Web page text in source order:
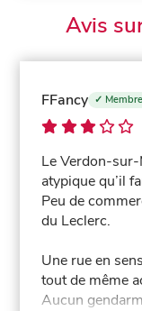
Avis
FFancy ✓
Le Verdon-
atypique qu’il
Peu de
du Leclerc.
Une rue en
tout de même
Aucun